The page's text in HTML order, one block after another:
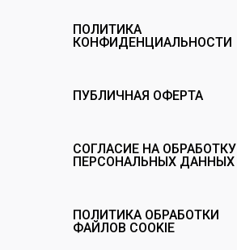
ПОЛИТИКА
КОНФИДЕНЦИАЛЬНОСТИ
ПУБЛИЧНАЯ ОФЕРТА
СОГЛАСИЕ НА ОБРАБОТКУ
ПЕРСОНАЛЬНЫХ ДАННЫХ
ПОЛИТИКА ОБРАБОТКИ
ФАЙЛОВ COOKIE